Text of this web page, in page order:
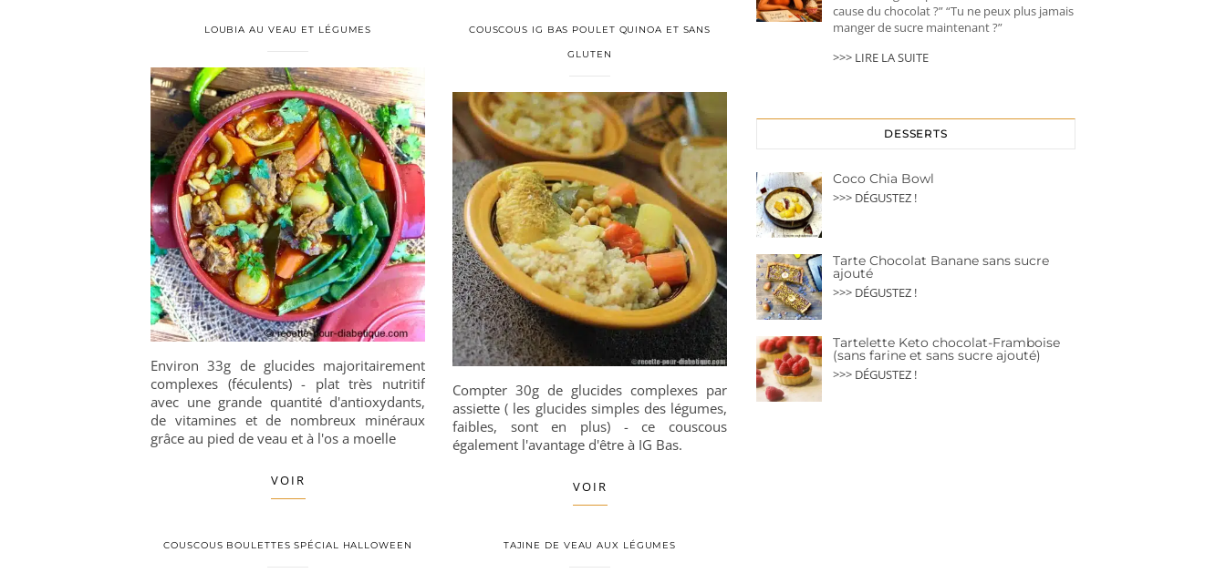
LOUBIA AU VEAU ET LÉGUMES
Environ 33g de glucides majoritairement
complexes (féculents) - plat très nutritif
avec une grande quantité d'antioxydants,
de vitamines et de nombreux minéraux
grâce au pied de veau et à l'os a moelle
VOIR
COUSCOUS IG BAS POULET QUINOA ET SANS
GLUTEN
Compter 30g de glucides complexes par
assiette ( les glucides simples des légumes,
faibles, sont en plus) - ce couscous
également l'avantage d'être à IG Bas.
VOIR
COUSCOUS BOULETTES SPÉCIAL HALLOWEEN TAJINE DE VEAU AUX LÉGUMES
cause du chocolat ?” “Tu ne peux plus jamais
manger de sucre maintenant ?”
>>> LIRE LA SUITE
DESSERTS
Coco Chia Bowl
>>> DÉGUSTEZ !
Tarte Chocolat Banane sans sucre
ajouté
>>> DÉGUSTEZ !
Tartelette Keto chocolat-Framboise
(sans farine et sans sucre ajouté)
>>> DÉGUSTEZ !